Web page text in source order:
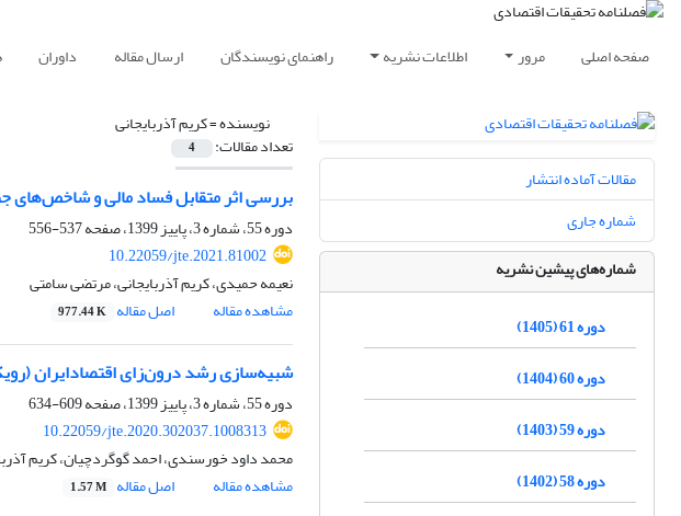
صفحه اصلی مرور اطلاعات نشریه راهنمای نویسندگان ارسال مقاله داوران
نویسنده =کریم آذربایجانی
تعداد مقالات: 4
بررسی اثر متقابل فساد مالی و شاخص‌های
دوره 55، شماره 3، پاییز 1399، صفحه
537-556
10.22059/jte.2021.81002
نعیمه حمیدی، کریم آذربایجانی، مرتضی سامتی
مشاهده مقاله
اصل مقاله 977.44 K
شبیه‌سازی رشد درون‌زای اقتصادایران
دوره 55، شماره 3، پاییز 1399، صفحه
609-634
10.22059/jte.2020.302037.1008313
محمد داود خورسندی، احمد گوگردچیان، کریم
مشاهده مقاله
اصل مقاله 1.57 M
مقالات آماده انتشار
شماره جاری
شماره‌های پیشین نشریه
دوره 61 (1405)
دوره 60 (1404)
دوره 59 (1403)
دوره 58 (1402)